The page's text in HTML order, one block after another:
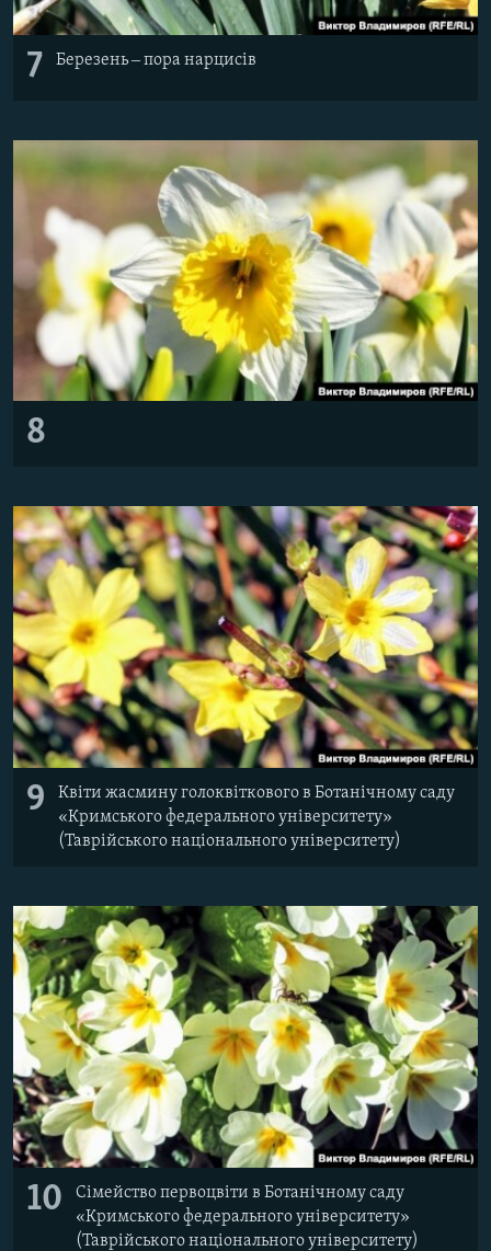
7 Березень ‒ пора нарцисів
8
9
Квіти жасмину голоквіткового в Ботанічному саду
«Кримського федерального університету»
(Таврійського національного університету)
10
Сімейство первоцвіти в Ботанічному саду
«Кримського федерального університету»
(Таврійського національного університету)